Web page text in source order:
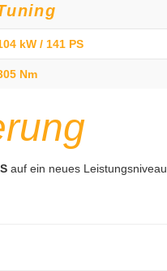
kW / 141 PS
Nm
auf ein neues Leistungsniveau.